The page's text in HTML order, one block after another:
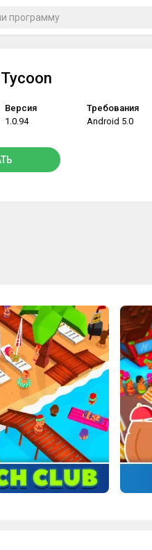
Версия
1.0.94
Требования
Android 5.0